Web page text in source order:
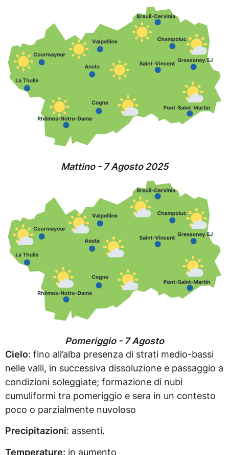
Mattino - 7 Agosto 2025
Pomeriggio - 7 Agosto
Cielo: fino all’alba presenza di strati medio-bassi
nelle valli, in successiva dissoluzione e passaggio a
condizioni soleggiate; formazione di nubi
cumuliformi tra pomeriggio e sera in un contesto
poco o parzialmente nuvoloso
Precipitazioni: assenti.
Temperature: in aumento